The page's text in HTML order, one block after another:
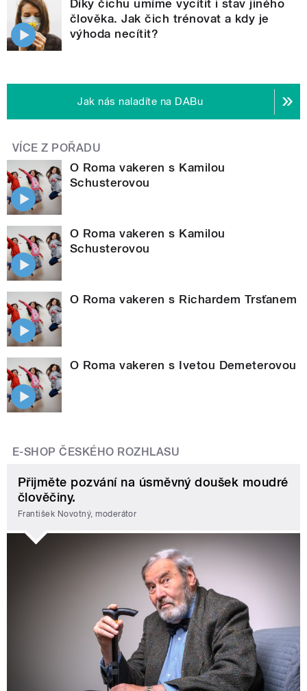
Díky čichu umíme vycítit i stav jiného
člověka. Jak čich trénovat a kdy je
výhoda necítit?
Jak nás naladíte na DABu
VÍCE Z POŘADU
O Roma vakeren s Kamilou
Schusterovou
O Roma vakeren s Kamilou
Schusterovou
O Roma vakeren s Richardem Trsťanem
O Roma vakeren s Ivetou Demeterovou
E-SHOP ČESKÉHO ROZHLASU
Přijměte pozvání na úsměvný doušek moudré
člověčiny.
František Novotný, moderátor